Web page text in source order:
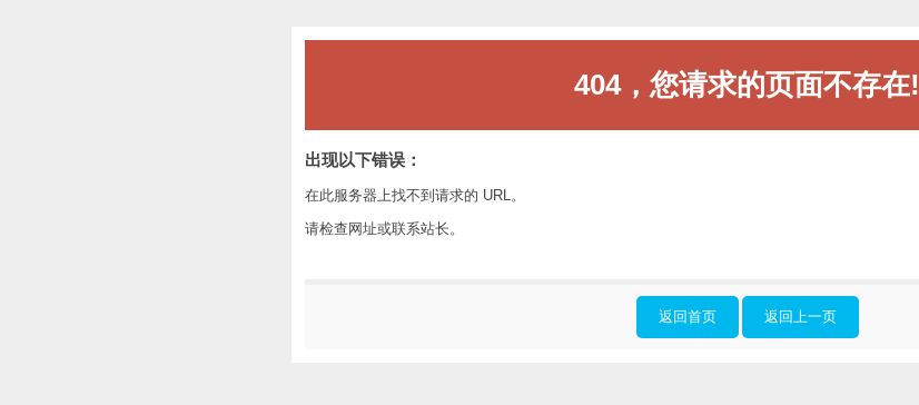
404，您请求的页面不存在!
出现以下错误：
在此服务器上找不到请求的 URL。
请检查网址或联系站长。
返回首页 返回上一页